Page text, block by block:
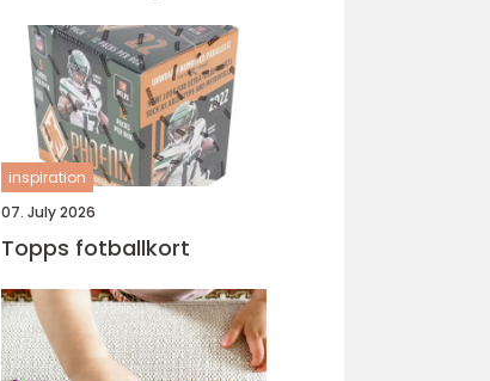
rengjøring
inspiration
07. July 2026
Topps fotballkort